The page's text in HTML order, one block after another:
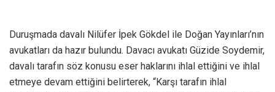
Duruşmada davalı Nilüfer İpek Gökdel ile Doğan Yayınları’nın
avukatları da hazır bulundu. Davacı avukatı Güzide Soydemir,
davalı tarafın söz konusu eser haklarını ihlal ettiğini ve ihlal
etmeye devam ettiğini belirterek, “Karşı tarafın ihlal